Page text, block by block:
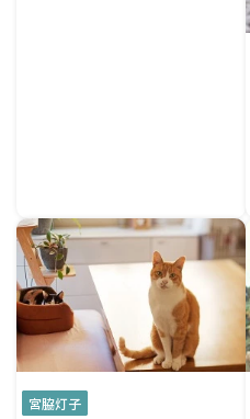
宮脇灯子